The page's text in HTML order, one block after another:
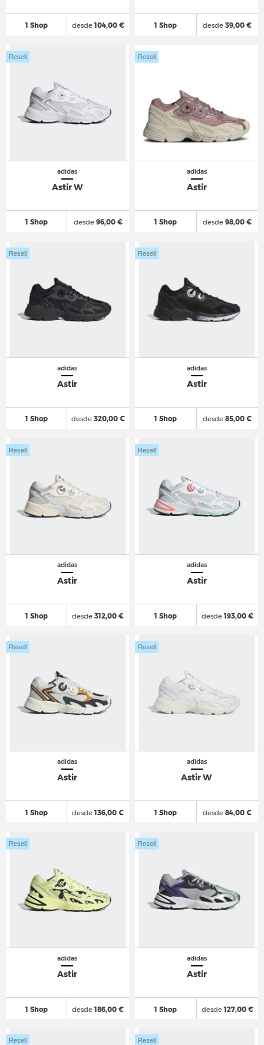
1 Shop desde104,00 € 1 Shop desde 39,00 €
adidas
Astir W
1 Shop
Resell
desde96,00 €
adidas
Astir
1 Shop
Resell
desde 98,00 €
adidas
Astir
1 Shop
Resell
desde320,00 €
adidas
Astir
1 Shop
Resell
desde 85,00 €
adidas
Astir
1 Shop
Resell
desde 312,00 €
adidas
Astir
1 Shop
Resell
desde193,00 €
adidas
Astir
1 Shop
Resell
desde136,00 €
adidas
Astir W
1 Shop
Resell
desde 84,00 €
adidas
Astir
1 Shop
Resell
desde186,00 €
adidas
Astir
1 Shop
Resell
desde127,00 €
Resell Resell